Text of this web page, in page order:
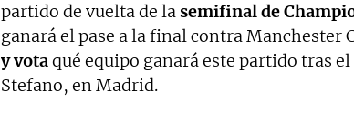
partido de vuelta de lasemifinal de
ganará el pase a la final contra Manchester
y votaqué equipo ganará este partido tras
Stefano, en Madrid.